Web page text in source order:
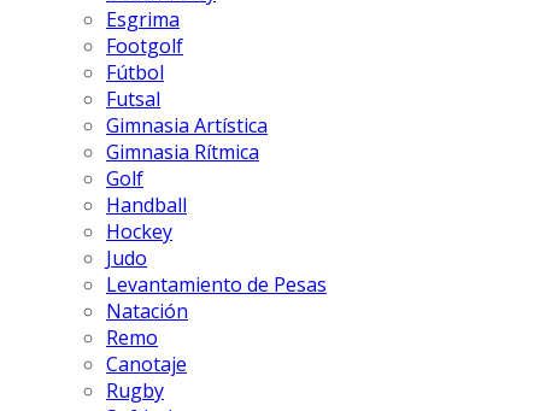
Esgrima
Footgolf
Fútbol
Futsal
Gimnasia Artística
Gimnasia Rítmica
Golf
Handball
Hockey
Judo
Levantamiento de Pesas
Natación
Remo
Canotaje
Rugby